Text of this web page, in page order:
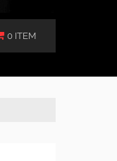
0 ITEM